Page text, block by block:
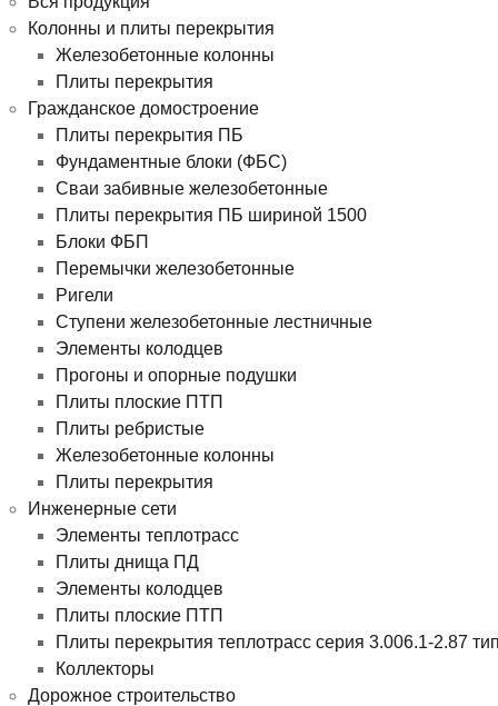
Колонны и плиты перекрытия
Железобетонные колонны
Плиты перекрытия
Гражданское домостроение
Плиты перекрытия ПБ
Фундаментные блоки (ФБС)
Сваи забивные железобетонные
Плиты перекрытия ПБ шириной 1500
Блоки ФБП
Перемычки железобетонные
Ригели
Ступени железобетонные лестничные
Элементы колодцев
Прогоны и опорные подушки
Плиты плоские ПТП
Плиты ребристые
Железобетонные колонны
Плиты перекрытия
Инженерные сети
Элементы теплотрасс
Плиты днища ПД
Элементы колодцев
Плиты плоские ПТП
Плиты перекрытия теплотрасс серия 3.006.1-2.87
Коллекторы
Дорожное строительство